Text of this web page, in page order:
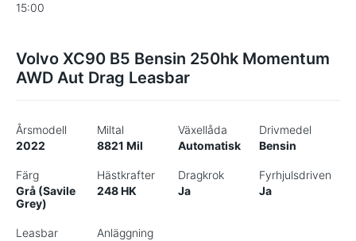
15:00
Volvo XC90 B5 Bensin 250hk Momentum
AWD Aut Drag Leasbar
Årsmodell
2022
Miltal
8821 Mil
Växellåda
Automatisk
Drivmedel
Bensin
Färg
Grå (Savile
Grey)
Hästkrafter
248 HK
Dragkrok
Ja
Fyrhjulsdriven
Ja
Leasbar
Anläggning